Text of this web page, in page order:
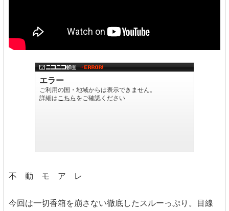
不 動 モ ア レ
今回は一切香箱を崩さない徹底したスルーっぷり。目線